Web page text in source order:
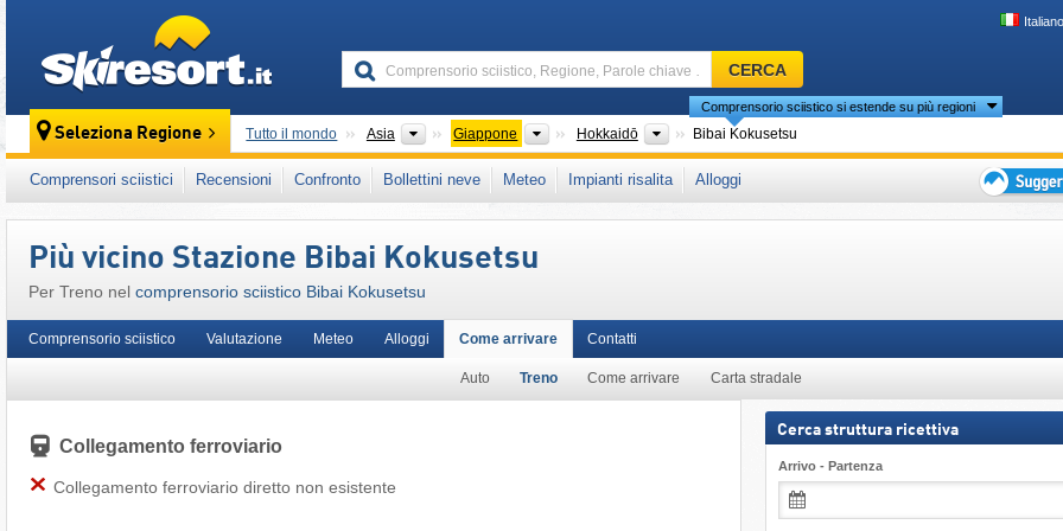
Italiano
Comprensorio
sciistico,
Regione,
Parole
chiave
…
CERCA
Seleziona Regione Tutto il mondo Asia Continenti
Giappone PaesiHokkaidō Isole
Comprensorio sciistico si estende su più regioni
Bibai Kokusetsu
Questo comprensorio sciistico è presente anche in: Asia Orientale
Comprensori sciistici Recensioni Confronto Bollettini neve Meteo Impianti risalita
Alloggi
Più vicino Stazione Bibai Kokusetsu
Per Treno nel comprensorio sciistico Bibai Kokusetsu
Comprensorio sciistico Valutazione Meteo Alloggi Come arrivare
Auto Treno Come arrivare Carta stradale
Contatti
Collegamento ferroviario
Collegamento ferroviario diretto non esistente
Cerca struttura ricettiva
Arrivo - Partenza